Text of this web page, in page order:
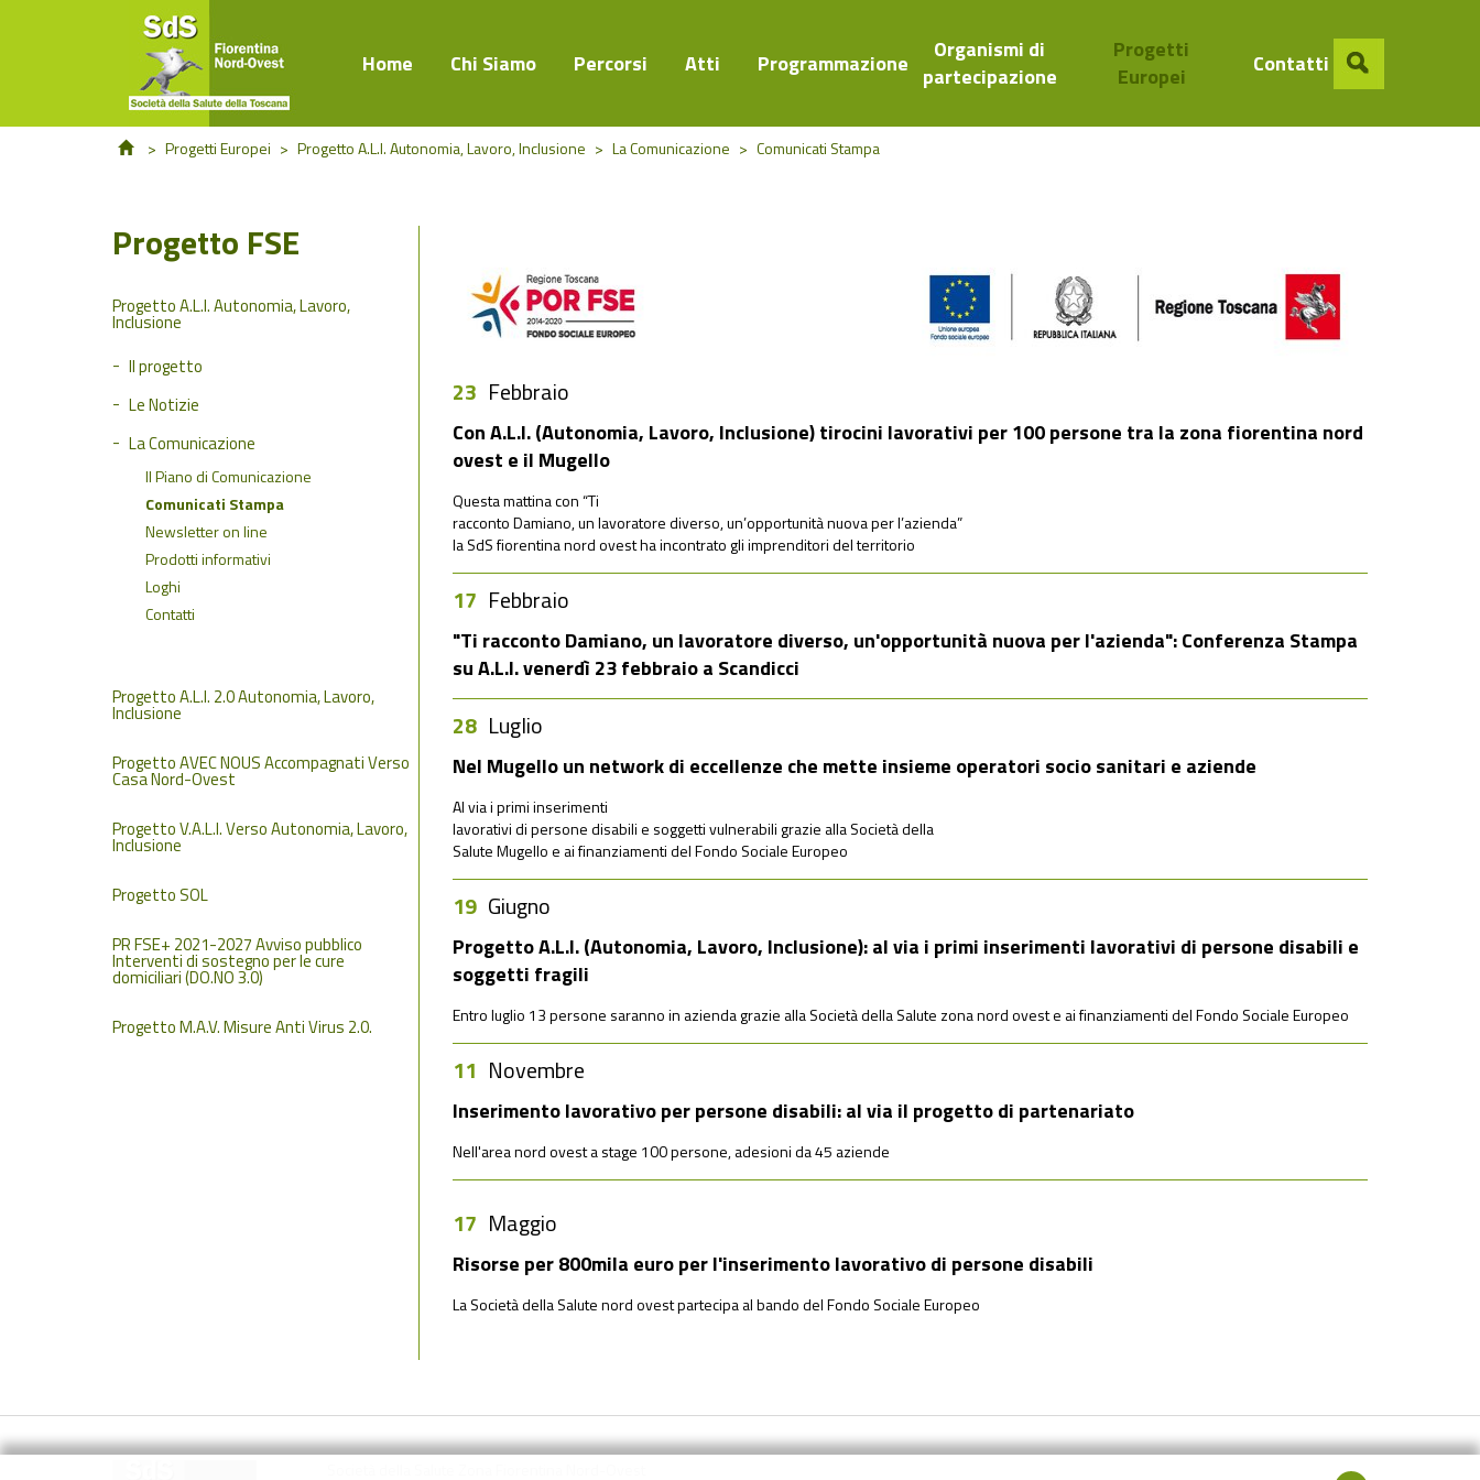
Home Chi Siamo Percorsi Atti Programmazione
Organismi di
partecipazione
Progetti
Europei
Contatti
> Progetti Europei > Progetto A.L.I. Autonomia, Lavoro, Inclusione > La Comunicazione > Comunicati Stampa
Progetto FSE
Progetto A.L.I. Autonomia, Lavoro,
Inclusione
Il progetto
Le Notizie
La Comunicazione
Il Piano di Comunicazione
Comunicati Stampa
Newsletter on line
Prodotti informativi
Loghi
Contatti
Progetto A.L.I. 2.0 Autonomia, Lavoro,
Inclusione
Progetto AVEC NOUS Accompagnati Verso
Casa Nord-Ovest
Progetto V.A.L.I. Verso Autonomia, Lavoro,
Inclusione
Progetto SOL
PR FSE+ 2021-2027 Avviso pubblico
Interventi di sostegno per le cure
domiciliari (DO.NO 3.0)
Progetto M.A.V. Misure Anti Virus 2.0.
23 Febbraio
Con A.L.I. (Autonomia, Lavoro, Inclusione) tirocini lavorativi per 100 persone tra la zona fiorentina nord
ovest e il Mugello
Questa mattina con “Ti
racconto Damiano, un lavoratore diverso, un’opportunità nuova per l’azienda”
la SdS fiorentina nord ovest ha incontrato gli imprenditori del territorio
17 Febbraio
"Ti racconto Damiano, un lavoratore diverso, un'opportunità nuova per l'azienda": Conferenza Stampa
su A.L.I. venerdì 23 febbraio a Scandicci
28 Luglio
Nel Mugello un network di eccellenze che mette insieme operatori socio sanitari e aziende
Al via i primi inserimenti
lavorativi di persone disabili e soggetti vulnerabili grazie alla Società della
Salute Mugello e ai finanziamenti del Fondo Sociale Europeo
19 Giugno
Progetto A.L.I. (Autonomia, Lavoro, Inclusione): al via i primi inserimenti lavorativi di persone disabili e
soggetti fragili
Entro luglio 13 persone saranno in azienda grazie alla Società della Salute zona nord ovest e ai finanziamenti del Fondo Sociale Europeo
11 Novembre
Inserimento lavorativo per persone disabili: al via il progetto di partenariato
Nell'area nord ovest a stage 100 persone, adesioni da 45 aziende
17 Maggio
Risorse per 800mila euro per l'inserimento lavorativo di persone disabili
La Società della Salute nord ovest partecipa al bando del Fondo Sociale Europeo